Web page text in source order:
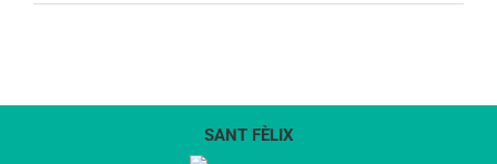
SANT FÈLIX